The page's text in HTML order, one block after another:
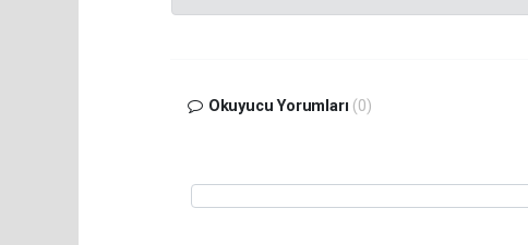
Okuyucu Yorumları (0)